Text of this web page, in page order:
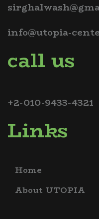
info@utopia-
call us
+2-010-9433-4321
Links
Home
About UTOPIA